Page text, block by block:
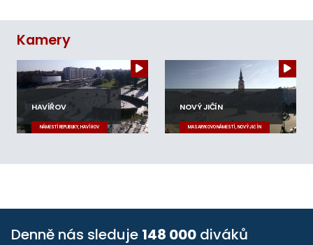
Kamery
HAVÍŘOV
NÁMĚSTÍ REPUBLIKY, HAVÍŘOV
NOVÝ JIČÍN
MASARYKOVO NÁMĚSTÍ, NOVÝ JIČÍN
Denně nás sleduje 148 000 diváků